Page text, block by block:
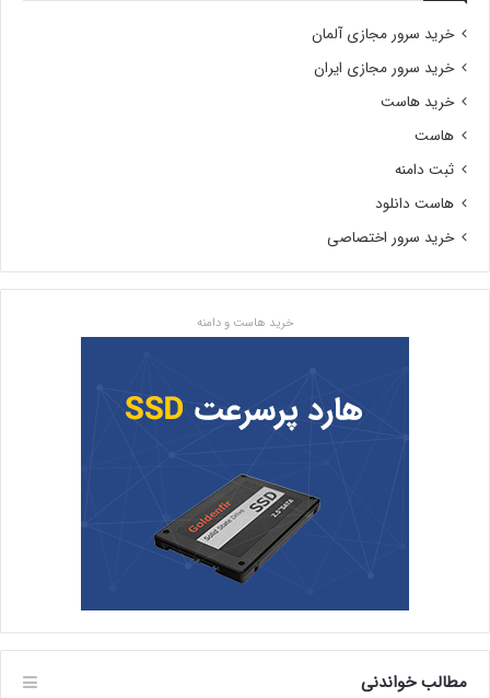
خرید سرور مجازی آلمان
خرید سرور مجازی ایران
خرید هاست
هاست
ثبت دامنه
هاست دانلود
خرید سرور اختصاصی
خرید هاست و دامنه
مطالب خواندنی